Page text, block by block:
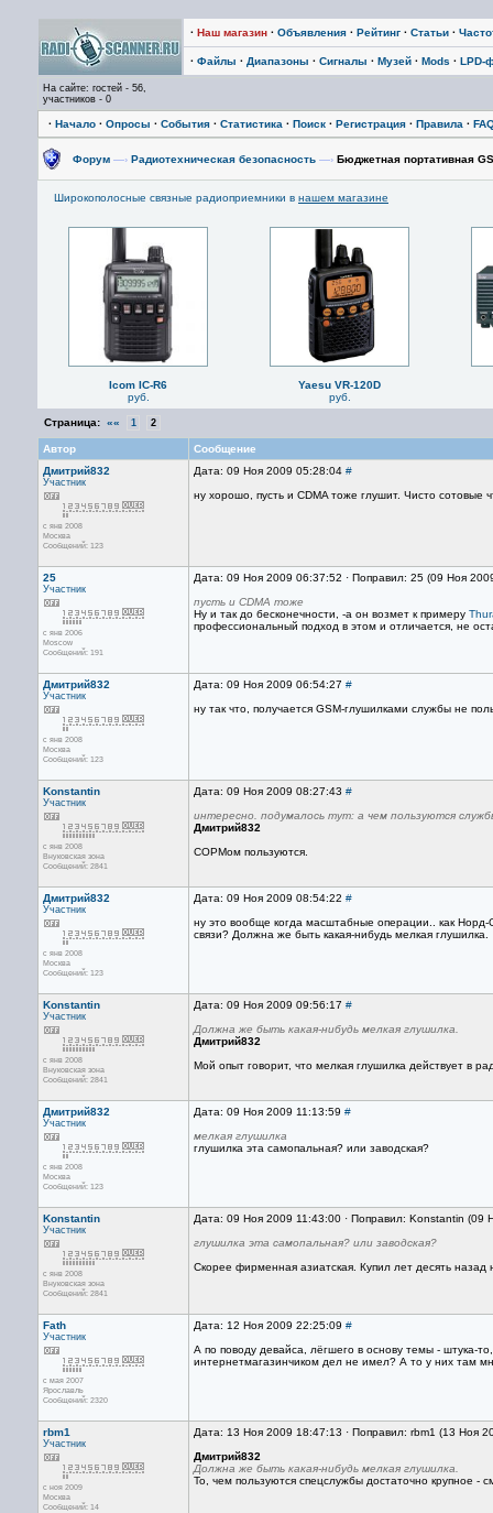
· Наш магазин · Объявления · Рейтинг · Статьи ·
· Файлы · Диапазоны · Сигналы · Музей · Mods · LPD-
На сайте: гостей - 56,
участников - 0
· Начало · Опросы · События · Статистика · Поиск · Регистрация · Правила ·
Форум —› Радиотехническая безопасность —› Бюджетная портативная
Широкополосные связные радиоприемники в нашем магазине
Icom IC-R6
руб.
Yaesu VR-120D
руб.
Страница: «« 1 2
Автор
Сообщение
Дмитрий832
Участник
с янв 2008
Москва
Сообщений: 123
Дата: 09 Ноя 2009 05:28:04 #
ну хорошо, пусть и CDMA тоже глушит. Чисто сотовые
25
Участник
с янв 2006
Moscow
Сообщений: 191
Дата: 09 Ноя 2009 06:37:52 · Поправил: 25 (09 Ноя
пусть и CDMA тоже
Ну и так до бесконечности, -а он возмет к примеру
профессиональный подход в этом и отличается, не
Дмитрий832
Участник
с янв 2008
Москва
Сообщений: 123
Дата: 09 Ноя 2009 06:54:27 #
ну так что, получается GSM-глушилками службы не
Konstantin
Участник
с янв 2008
Внуковская зона
Сообщений: 2841
Дата: 09 Ноя 2009 08:27:43 #
интересно. подумалось тут: а чем пользуются
Дмитрий832
СОРМом пользуются.
Дмитрий832
Участник
с янв 2008
Москва
Сообщений: 123
Дата: 09 Ноя 2009 08:54:22 #
ну это вообще когда масштабные операции.. как
связи? Должна же быть какая-нибудь мелкая глушилка.
Konstantin
Участник
с янв 2008
Внуковская зона
Сообщений: 2841
Дата: 09 Ноя 2009 09:56:17 #
Должна же быть какая-нибудь мелкая глушилка.
Дмитрий832
Мой опыт говорит, что мелкая глушилка действует в
Дмитрий832
Участник
с янв 2008
Москва
Сообщений: 123
Дата: 09 Ноя 2009 11:13:59 #
мелкая глушилка
глушилка эта самопальная? или заводская?
Konstantin
Участник
с янв 2008
Внуковская зона
Сообщений: 2841
Дата: 09 Ноя 2009 11:43:00 · Поправил: Konstantin (09
глушилка эта самопальная? или заводская?
Скорее фирменная азиатская. Купил лет десять
Fath
Участник
с мая 2007
Ярославль
Сообщений: 2320
Дата: 12 Ноя 2009 22:25:09 #
А по поводу девайса, лёгшего в основу темы - штука-
интернетмагазинчиком дел не имел? А то у них там
rbm1
Участник
с ноя 2009
Москва
Сообщений: 14
Дата: 13 Ноя 2009 18:47:13 · Поправил: rbm1 (13 Ноя
Дмитрий832
Должна же быть какая-нибудь мелкая глушилка.
То, чем пользуются спецслужбы достаточно крупное